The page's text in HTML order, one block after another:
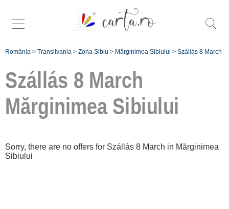
România > Transilvania > Zona Sibiu > Mărginimea Sibiului > Szállás 8 March
Szállás 8 March
Mărginimea Sibiului
Sorry, there are no offers for Szállás 8 March in Mărginimea
Sibiului
o unitate de
cazare